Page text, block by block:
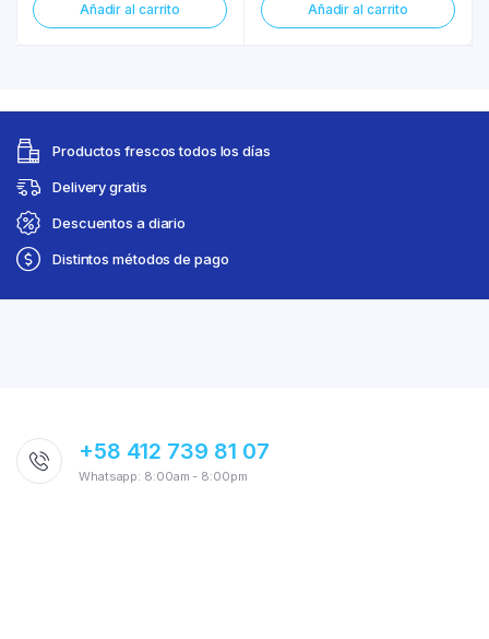
Añadir al carrito Añadir al carrito
Productos frescos todos los días
Delivery gratis
Descuentos a diario
Distintos métodos de pago
+58 412 739 81 07
Whatsapp: 8:00am - 8:00pm